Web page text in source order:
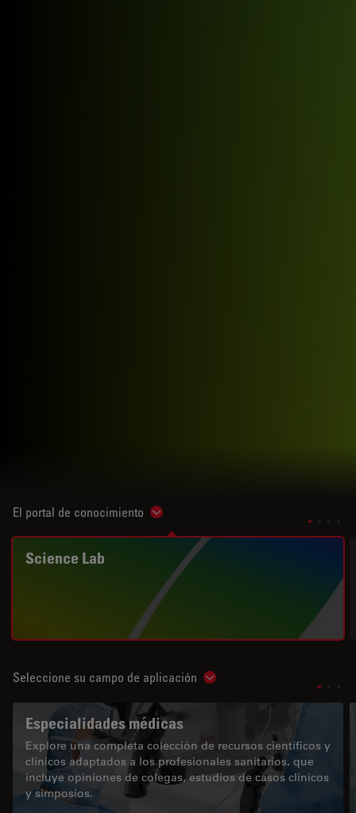
El portal de conocimiento Show subnavigation
Science Lab
Seleccione su campo de aplicación Show subnavigation
Especialidades médicas
Explore una completa colección de recursos científicos y
clínicos adaptados a los profesionales sanitarios, que
incluye opiniones de colegas, estudios de casos clínicos
y simposios.